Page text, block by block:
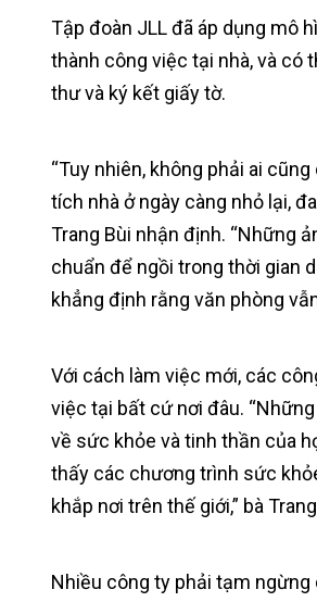
Tập đoàn JLL đã áp dụng mô
thành công việc tại nhà, và có
thư và ký kết giấy tờ.
“Tuy nhiên, không phải ai
tích nhà ở ngày càng nhỏ lại,
Trang Bùi nhận định. “Những
chuẩn để ngồi trong thời gian
khẳng định rằng văn phòng
Với cách làm việc mới, các
việc tại bất cứ nơi đâu.
về sức khỏe và tinh thần của
thấy các chương trình sức
khắp nơi trên thế giới,” bà
Nhiều công ty phải tạm